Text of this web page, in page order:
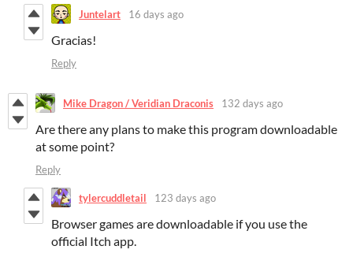
Juntelart 16 days ago
Gracias!
Reply
Mike Dragon / Veridian Draconis 132 days ago
Are there any plans to make this program downloadable
at some point?
Reply
tylercuddletail 123 days ago
Browser games are downloadable if you use the
official Itch app.